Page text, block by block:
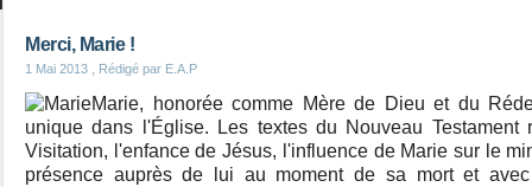
Merci, Marie !
1 Mai 2013 , Rédigé par E.A.P
Marie, honorée comme Mère de Dieu et du
unique dans l'Église. Les textes du Nouveau Testament
Visitation, l'enfance de Jésus, l'influence de Marie sur le
présence auprès de lui au moment de sa mort et